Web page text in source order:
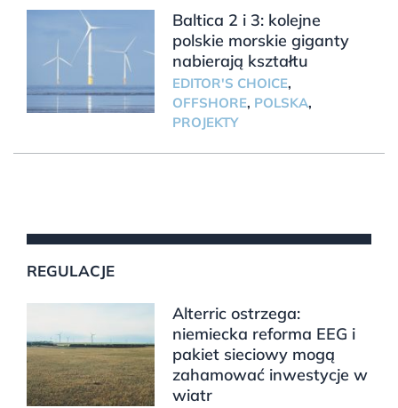
Baltica 2 i 3: kolejne
polskie morskie giganty
nabierają kształtu
EDITOR'S CHOICE,
OFFSHORE, POLSKA,
PROJEKTY
REGULACJE
Alterric ostrzega:
niemiecka reforma EEG i
pakiet sieciowy mogą
zahamować inwestycje w
wiatr